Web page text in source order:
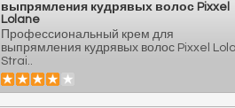
выпрямления кудрявых волос Pixxel
Lolane
Профессиональный крем для
выпрямления кудрявых волос Pixxel
Strai..